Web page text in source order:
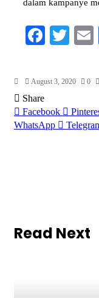
dalam kampanye
August 3, 2020 0
Share
Facebook
WhatsApp
Read Next